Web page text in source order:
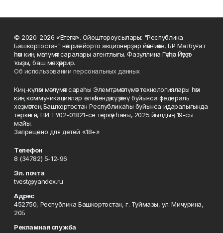
© 2020-2026 «Етегән». Ойоштороусылары: "Республика
Башкортостан" нәшриәт йорто акционерҙар йәмғиәте, БР Матбуғат
һәм киң мәғлүмәт саралары агентлығы. Фазуллина Гәүһәр Йәүҙәт
ҡыҙы, баш мөхәррир.
Об использовании персональных данных
Киң-күләм мәғлүмәт сараһы Элемтә, мәғлүмәт технологиялары һәм
киң коммуникациялар өлкәһендә күҙәтеү буйынса федераль
хеҙмәттең Башҡортостан Республикаһы буйынса идаралығында
теркәлгән, ПИ ТУ02-01821-се теркәү һаны, 2025 йылдың 19-сы
майы.
Запрещено для детей «18+»
Телефон
8 (34782) 5-12-96
Эл. почта
tvest@yandex.ru
Адрес
452750, Республика Башкортостан, г. Туймазы, ул. Мичурина,
20Б
Рекламная служба